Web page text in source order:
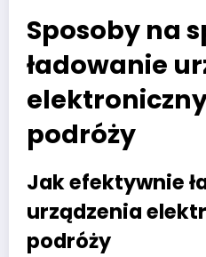
Sposoby na
ładowanie
podróży
Jak efektywnie
urządzenia
podróży